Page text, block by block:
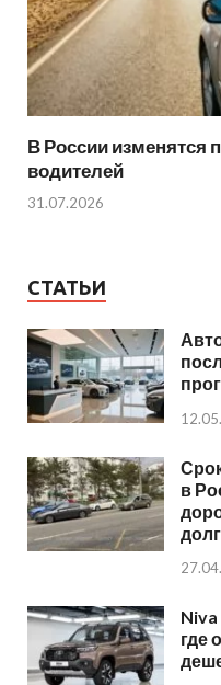
В России изменятся
водителей
31.07.2026
СТАТЬИ
в
где